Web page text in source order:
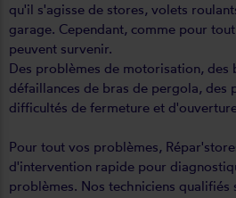
qu'il s'agisse de stores, volets
garage. Cependant, comme pour
peuvent survenir.
Des problèmes de motorisation, des
défaillances de bras de pergola, des
difficultés de fermeture et
Pour tout vos problèmes,
d'intervention rapide pour
problèmes. Nos techniciens